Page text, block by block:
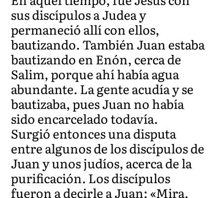
sus discípulos a Judea y
permaneció allí con ellos,
bautizando. También Juan estaba
bautizando en Enón, cerca de
Salim, porque ahí había agua
abundante. La gente acudía y se
bautizaba, pues Juan no había
sido encarcelado todavía.
Surgió entonces una disputa
entre algunos de los discípulos de
Juan y unos judíos, acerca de la
purificación. Los discípulos
fueron a decirle a Juan: «Mira,